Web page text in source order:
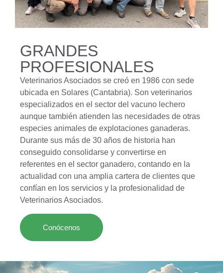
GRANDES
PROFESIONALES
Veterinarios Asociados se creó en 1986 con sede
ubicada en Solares (Cantabria). Son veterinarios
especializados en el sector del vacuno lechero
aunque también atienden las necesidades de otras
especies animales de explotaciones ganaderas.
Durante sus más de 30 años de historia han
conseguido consolidarse y convertirse en
referentes en el sector ganadero, contando en la
actualidad con una amplia cartera de clientes que
confían en los servicios y la profesionalidad de
Veterinarios Asociados.
Conócenos